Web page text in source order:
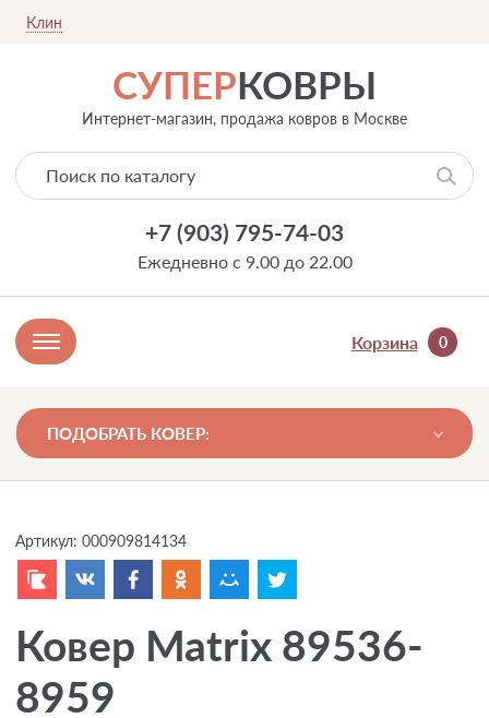
Клин
СУПЕРКОВРЫ
Интернет-магазин, продажа ковров в Москве
+7 (903) 795-74-03
Ежедневно с 9.00 до 22.00
Корзина 0
ПОДОБРАТЬ КОВЕР:
Артикул: 000909814134
Ковер Matrix 89536-
8959